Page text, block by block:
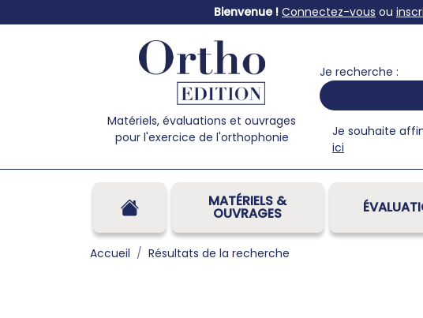
Bienvenue ! Connectez-vous ou
Matériels, évaluations et ouvrages
pour l'exercice de l'orthophonie
Je recherche :
Je souhaite
ici
MATÉRIELS &
OUVRAGES
Accueil Résultats de la recherche